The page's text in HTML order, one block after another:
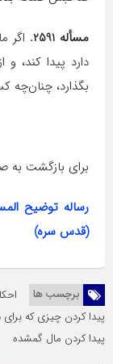
مسأله 2591.
بگذارد، چنان‌چه
برای بازگشت به
رساله توضیح
(قدس سره)
برچسب ها
پیدا کردن چیزی که
پیدا کردن مال گمشده